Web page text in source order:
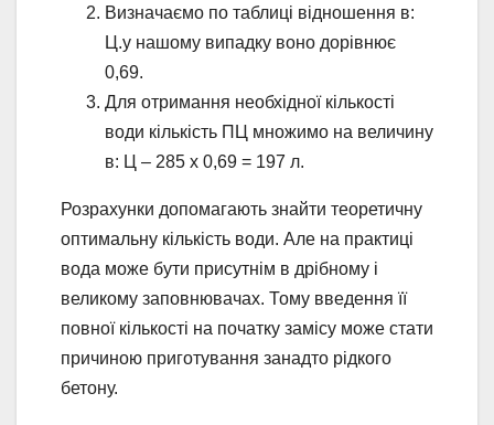
Визначаємо по таблиці відношення в:
Ц.у нашому випадку воно дорівнює
0,69.
Для отримання необхідної кількості
води кількість ПЦ множимо на величину
в: Ц – 285 х 0,69 = 197 л.
Розрахунки допомагають знайти теоретичну
оптимальну кількість води. Але на практиці
вода може бути присутнім в дрібному і
великому заповнювачах. Тому введення її
повної кількості на початку замісу може стати
причиною приготування занадто рідкого
бетону.